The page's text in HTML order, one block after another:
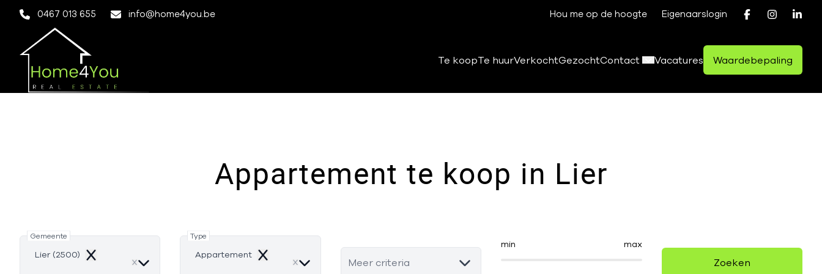
Ga naar hoofdinhoud
0467 013 655 info@home4you.be Hou me op de hoogte Eigenaarslogin
Te koopTe huurVerkochtGezochtContact Vacatures Waardebepaling
Appartement te koop in Lier
Gemeente
Lier (2500)
Remove
Type
Appartement
Remove Meer criteria
min max
Zoeken